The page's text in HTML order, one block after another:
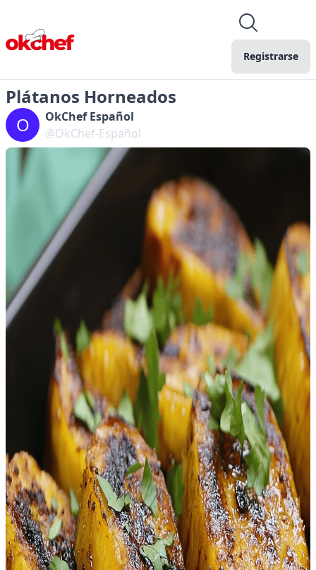
Registrarse
Plátanos Horneados
O
OkChef Español
@OkChef-Español